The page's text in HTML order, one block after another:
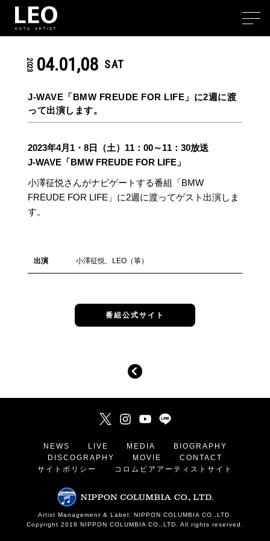
2023 04.01,08 SAT
J-WAVE「BMW FREUDE FOR LIFE」に2週に渡
って出演します。
2023年4月1・8日（土）11：00～11：30放送
J-WAVE「BMW FREUDE FOR LIFE」
小澤征悦さんがナビゲートする番組「BMW
FREUDE FOR LIFE」に2週に渡ってゲスト出演しま
す。
出演 小澤征悦、LEO（箏）
番組公式サイト
NEWS LIVE MEDIA
BIOGRAPHY
DISCOGRAPHY
MOVIE
CONTACT
サイトポリシー
コロムビアアーティストサイト
Artist Management & Label: NIPPON COLUMBIA CO.,LTD.
Copyright 2019 NIPPON COLUMBIA CO.,LTD. All rights reserved.